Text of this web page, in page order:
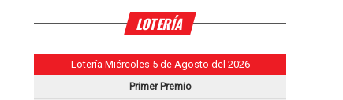
LOTERÍA
Lotería Miércoles 5 de Agosto del 2026
Primer Premio